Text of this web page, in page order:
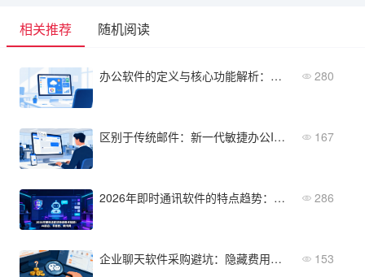
相关推荐 随机阅读
办公软件的定义与核心功能解析：企业数字化办公的基石 280
区别于传统邮件：新一代敏捷办公IM通讯软件特点 167
2026年即时通讯软件的特点趋势：AI融合、零信任、低代码 286
企业聊天软件采购避坑：隐藏费用、源码归属、维保条款 153